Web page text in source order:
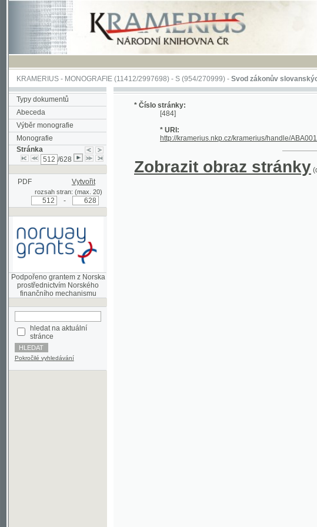
KRAMERIUS-MONOGRAFIE(11412/2997698) -S (954/270999)-Svod zákonův slovanských(1/628)
Typy dokumentů
Abeceda
Výběr monografie
Monografie
Stránka
/628
PDF Vytvořit
rozsah stran: (max. 20)
Podpořeno grantem z Norska
prostřednictvím Norského
hledat na aktuální
stránce
Pokročilé vyhledávání
* Číslo stránky:
[484]
* URI:
http://kramerius.nkp.cz/kramerius/handle/ABA001/21016989
Zobrazit obraz stránky